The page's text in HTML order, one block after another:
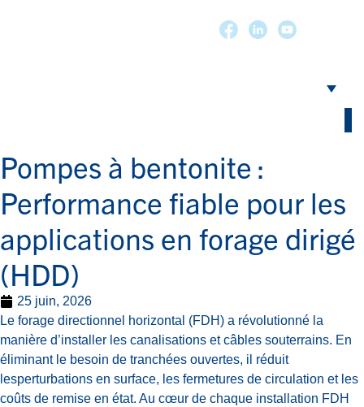
Pompes à bentonite :
Performance fiable pour les
applications en forage dirigé
(HDD)
25 juin, 2026
Le forage directionnel horizontal (FDH) a révolutionné la
manière d’installer les canalisations et câbles souterrains. En
éliminant le besoin de tranchées ouvertes, il réduit
lesperturbations en surface, les fermetures de circulation et les
coûts de remise en état. Au cœur de chaque installation FDH